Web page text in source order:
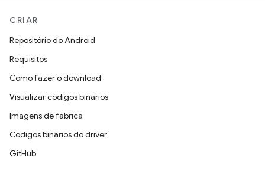
CRIAR
Repositório do Android
Requisitos
Como fazer o download
Visualizar códigos binários
Imagens de fábrica
Códigos binários do driver
GitHub